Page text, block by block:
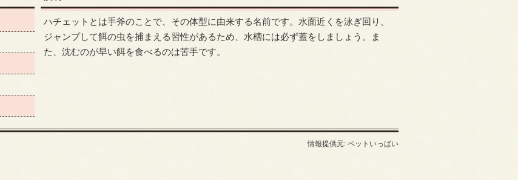
ハチェットとは手斧のことで、その体型に由来する名前です。水面近くを泳ぎ回り、
ジャンプして餌の虫を捕まえる習性があるため、水槽には必ず蓋をしましょう。ま
た、沈むのが早い餌を食べるのは苦手です。
情報提供元: ペットいっぱい